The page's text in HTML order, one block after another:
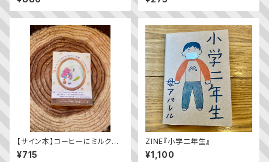
【サイン本】コーヒーにミルクを
入れるような愛
¥715
ZINE『小学二年生』
¥1,100